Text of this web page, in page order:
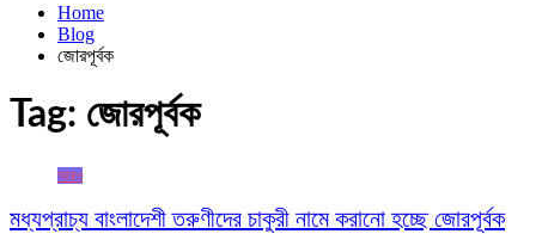
Home
Blog
জোরপূর্বক
Tag: জোরপূর্বক
আরও
মধ্যপ্রাচ্য বাংলাদেশী তরুণীদের চাকুরী নামে করানো হচ্ছে জোরপূর্বক